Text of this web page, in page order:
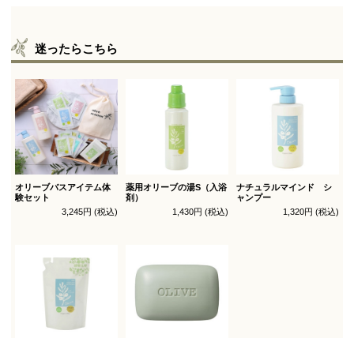
迷ったらこちら
オリーブバスアイテム体
験セット
3,245円 (税込)
薬用オリーブの湯S（入浴
剤）
1,430円 (税込)
ナチュラルマインド シ
ャンプー
1,320円 (税込)